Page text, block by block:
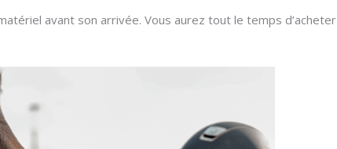
avant son arrivée. Vous aurez tout le temps d’acheter